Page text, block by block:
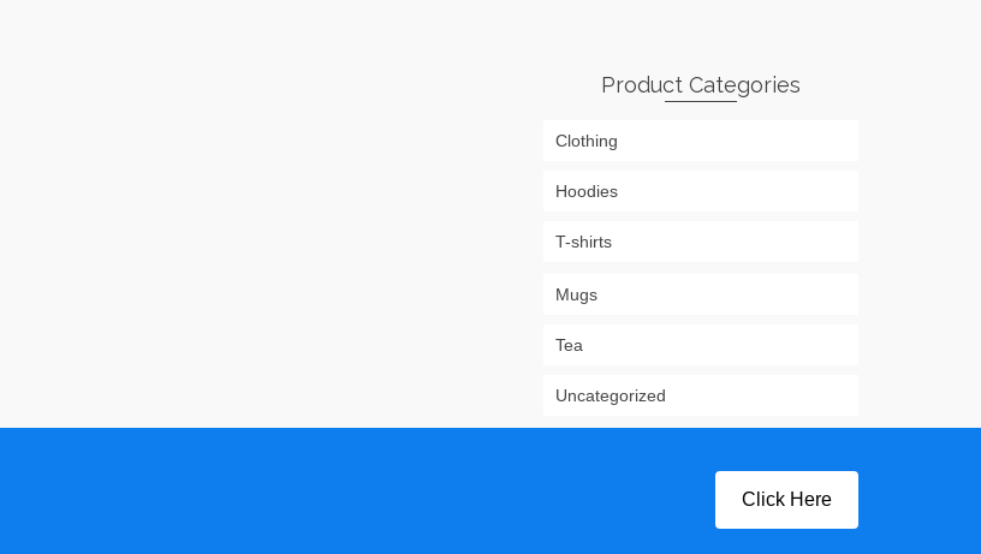
Product Categories
Clothing
Hoodies
T-shirts
Mugs
Tea
Uncategorized
Click Here